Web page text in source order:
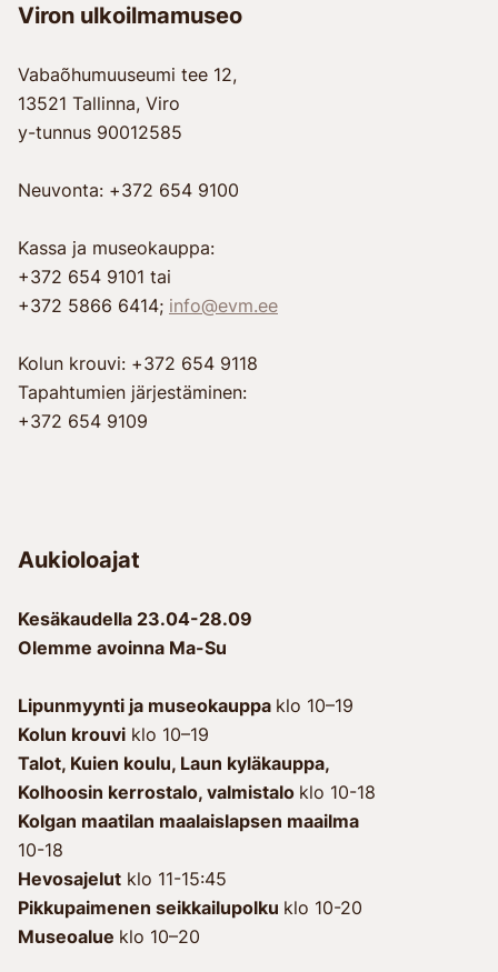
Viron ulkoilmamuseo
Vabaõhumuuseumi tee 12,
13521 Tallinna, Viro
y-tunnus 90012585
Neuvonta: +372 654 9100
Kassa ja museokauppa:
+372 654 9101 tai
+372 5866 6414; info@evm.ee
Kolun krouvi: +372 654 9118
Tapahtumien järjestäminen:
+372 654 9109
Aukioloajat
Kesäkaudella 23.04-28.09
Olemme avoinna Ma-Su
Lipunmyynti ja museokauppa klo 10–19
Kolun krouvi klo 10–19
Talot, Kuien koulu, Laun kyläkauppa,
Kolhoosin kerrostalo, valmistalo klo 10-18
Kolgan maatilan maalaislapsen maailma
10-18
Hevosajelut klo 11-15:45
Pikkupaimenen seikkailupolku klo 10-20
Museoalue klo 10–20